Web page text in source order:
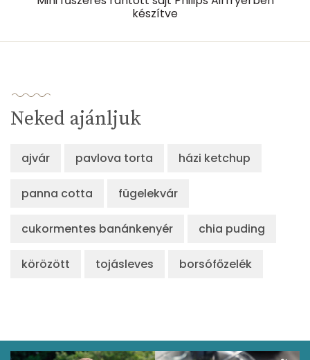
készítve
Neked ajánljuk
ajvár pavlova torta házi ketchup
panna cotta fügelekvár
cukormentes banánkenyér chia puding
körözött tojásleves borsófőzelék